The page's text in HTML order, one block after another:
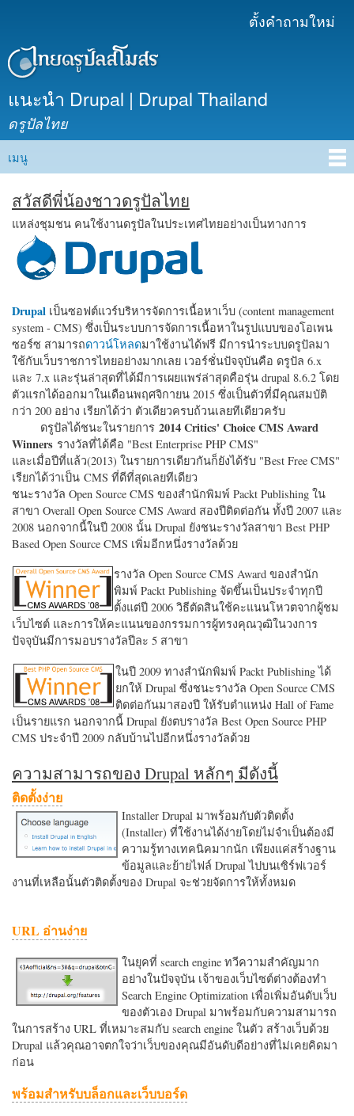
เนื้อหา
ตั้งคำถามใหม่
แนะนำ Drupal | Drupal Thailand
ดรูปัลไทย
Main menu
เมนู
สวัสดีพี่น้องชาวดรูปัลไทย
แหล่งชุมชน คนใช้งานดรูปัลในประเทศไทยอย่างเป็นทางการ
Drupal เป็นซอฟต์แวร์บริหารจัดการเนื้อหาเว็บ (content management
system - CMS) ซึ่งเป็นระบบการจัดการเนื้อหาในรูปแบบของโอเพน
ซอร์ซ สามารถดาวน์โหลดมาใช้งานได้ฟรี มีการนำระบบดรูปัลมา
ใช้กับเว็บราชการไทยอย่างมากเลย เวอร์ชั่นปัจจุบันคือ ดรูปัล 6.x
และ 7.x และรุ่นล่าสุดที่ได้มีการเผยแพร่ล่าสุดคือรุ่น drupal 8.6.2 โดย
ตัวแรกได้ออกมาในเดือนพฤศจิกายน 2015 ซึ่งเป็นตัวที่มีคุณสมบัติ
กว่า 200 อย่าง เรียกได้ว่า ตัวเดียวครบถ้วนเลยทีเดียวครับ
ดรูปัลได้ชนะในรายการ 2014 Critics' Choice CMS Award
Winners รางวัลที่ได้คือ "Best Enterprise PHP CMS"
และเมื่อปีที่แล้ว(2013) ในรายการเดียวกันก็ยังได้รับ "Best Free CMS"
เรียกได้ว่าเป็น CMS ที่ดีที่สุดเลยทีเดียว
ชนะรางวัล Open Source CMS ของสำนักพิมพ์ Packt Publishing ใน
สาขา Overall Open Source CMS Award สองปีติดต่อกัน ทั้งปี 2007 และ
2008 นอกจากนี้ในปี 2008 นั้น Drupal ยังชนะรางวัลสาขา Best PHP
Based Open Source CMS เพิ่มอีกหนึ่งรางวัลด้วย
รางวัล Open Source CMS Award ของสำนัก
พิมพ์ Packt Publishing จัดขึ้นเป็นประจำทุกปี
ตั้งแต่ปี 2006 วิธีตัดสินใช้คะแนนโหวตจากผู้ชม
เว็บไซต์ และการให้คะแนนของกรรมการผู้ทรงคุณวุฒิในวงการ
ปัจจุบันมีการมอบรางวัลปีละ 5 สาขา
ในปี 2009 ทางสำนักพิมพ์ Packt Publishing ได้
ยกให้ Drupal ซึ่งชนะรางวัล Open Source CMS
ติดต่อกันมาสองปี ให้รับตำแหน่ง Hall of Fame
เป็นรายแรก นอกจากนี้ Drupal ยังตบรางวัล Best Open Source PHP
CMS ประจำปี 2009 กลับบ้านไปอีกหนึ่งรางวัลด้วย
ความสามารถของ Drupal หลักๆ มีดังนี้
ติดตั้งง่าย
Installer Drupal มาพร้อมกับตัวติดตั้ง
(Installer) ที่ใช้งานได้ง่ายโดยไม่จำเป็นต้องมี
ความรู้ทางเทคนิคมากนัก เพียงแค่สร้างฐาน
ข้อมูลและย้ายไฟล์ Drupal ไปบนเซิร์ฟเวอร์
งานที่เหลือนั้นตัวติดตั้งของ Drupal จะช่วยจัดการให้ทั้งหมด
URL อ่านง่าย
ในยุคที่ search engine ทวีความสำคัญมาก
อย่างในปัจจุบัน เจ้าของเว็บไซต์ต่างต้องทำ
Search Engine Optimization เพื่อเพิ่มอันดับเว็บ
ของตัวเอง Drupal มาพร้อมกับความสามารถ
ในการสร้าง URL ที่เหมาะสมกับ search engine ในตัว สร้างเว็บด้วย
Drupal แล้วคุณอาจตกใจว่าเว็บของคุณมีอันดับดีอย่างที่ไม่เคยคิดมา
ก่อน
พร้อมสำหรับบล็อกและเว็บบอร์ด